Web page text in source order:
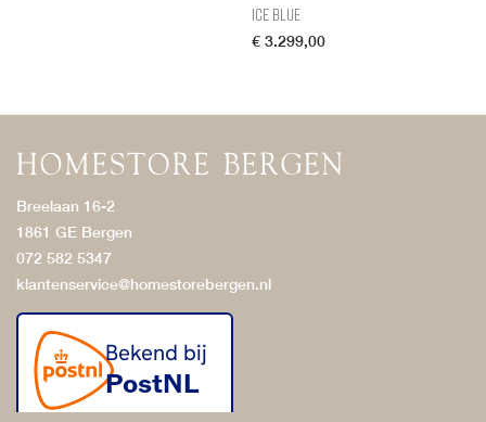
Ice Blue
€ 3.299,00
Breelaan 16-2
1861 GE Bergen
072 582 5347
klantenservice@homestorebergen.nl